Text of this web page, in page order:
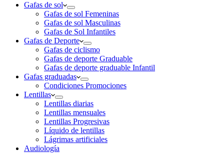
Gafas de sol
Gafas de sol Femeninas
Gafas de sol Masculinas
Gafas de Sol Infantiles
Gafas de Deporte
Gafas de ciclismo
Gafas de deporte Graduable
Gafas de deporte graduable Infantil
Gafas graduadas
Condiciones Promociones
Lentillas
Lentillas diarias
Lentillas mensuales
Lentillas Progresivas
Líquido de lentillas
Lágrimas artificiales
Audiología